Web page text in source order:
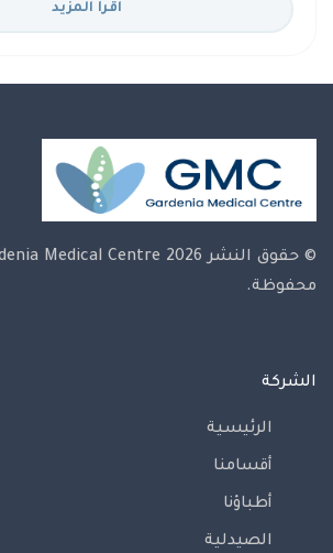
اقرأ المزيد
© حقوق النشر 2026 Gardenia Medical Centre
محفوظة.
الشركة
الرئيسية
أقسامنا
أطباؤنا
الصيدلية